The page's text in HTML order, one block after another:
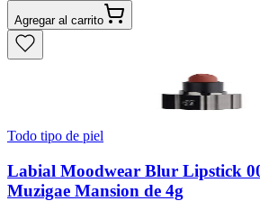
Agregar al carrito
Todo tipo de piel
Labial Moodwear Blur Lipstick
Muzigae Mansion de 4g